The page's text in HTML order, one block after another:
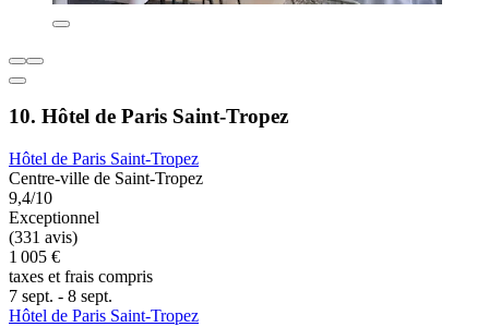
10. Hôtel de Paris Saint-Tropez
Hôtel de Paris Saint-Tropez
Centre-ville de Saint-Tropez
9,4/10
Exceptionnel
(331 avis)
1 005 €
taxes et frais compris
7 sept. - 8 sept.
Hôtel de Paris Saint-Tropez